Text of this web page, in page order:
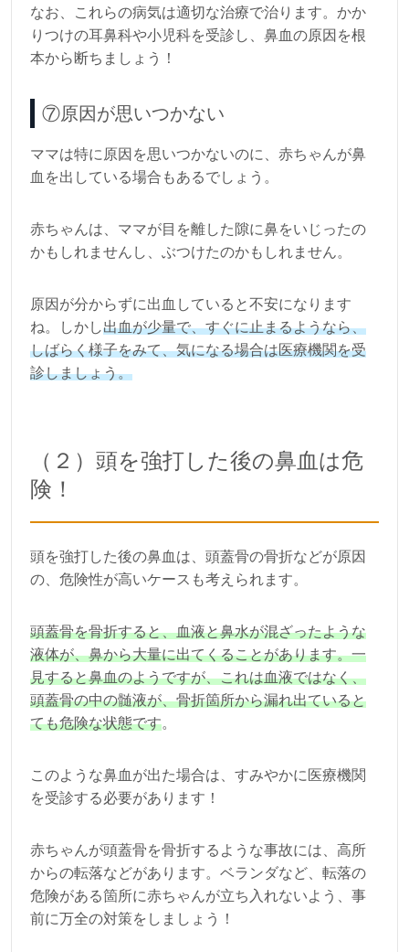
なお、これらの病気は適切な治療で治ります。かか
りつけの耳鼻科や小児科を受診し、鼻血の原因を根
本から断ちましょう！
⑦原因が思いつかない
ママは特に原因を思いつかないのに、赤ちゃんが鼻
血を出している場合もあるでしょう。
赤ちゃんは、ママが目を離した隙に鼻をいじったの
かもしれませんし、ぶつけたのかもしれません。
原因が分からずに出血していると不安になります
ね。しかし出血が少量で、すぐに止まるようなら、
しばらく様子をみて、気になる場合は医療機関を受
診しましょう。
（２）頭を強打した後の鼻血は危
険！
頭を強打した後の鼻血は、頭蓋骨の骨折などが原因
の、危険性が高いケースも考えられます。
頭蓋骨を骨折すると、血液と鼻水が混ざったような
液体が、鼻から大量に出てくることがあります。一
見すると鼻血のようですが、これは血液ではなく、
頭蓋骨の中の髄液が、骨折箇所から漏れ出ていると
ても危険な状態です。
このような鼻血が出た場合は、すみやかに医療機関
を受診する必要があります！
赤ちゃんが頭蓋骨を骨折するような事故には、高所
からの転落などがあります。ベランダなど、転落の
危険がある箇所に赤ちゃんが立ち入れないよう、事
前に万全の対策をしましょう！